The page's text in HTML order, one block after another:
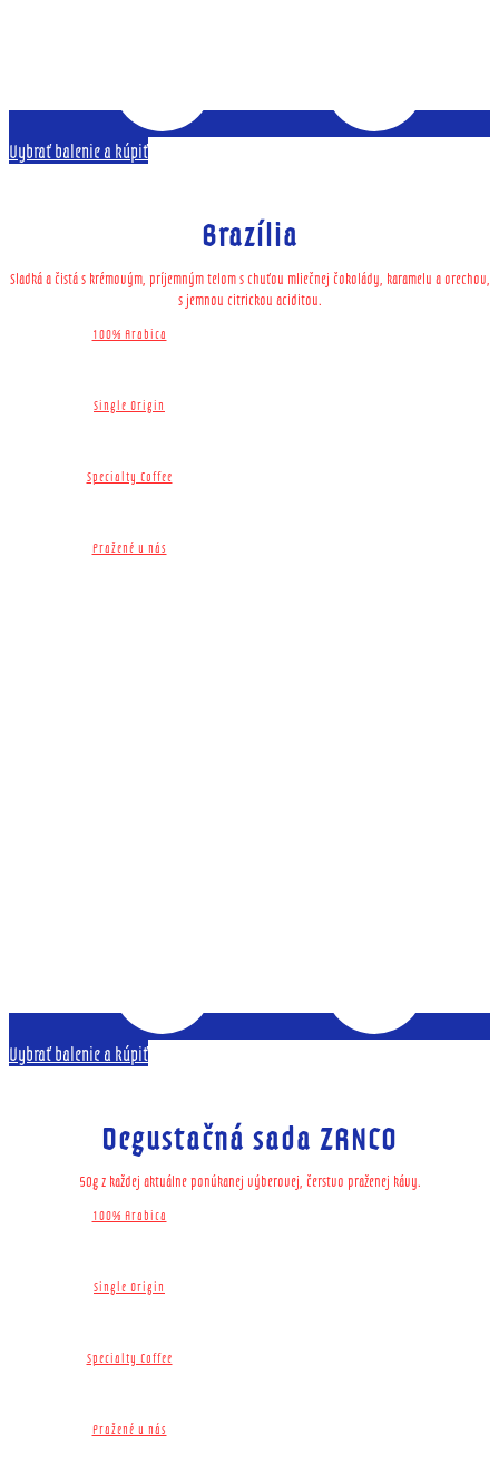
Vybrať balenie a kúpiť
Brazília
Sladká a čistá s krémovým, príjemným telom s chuťou mliečnej čokolády, karamelu a orechov,
s jemnou citrickou aciditou.
100% Arabica
Single Origin​
Specialty Coffee
Pražené u nás
Vybrať balenie a kúpiť
Degustačná sada ZRNCO
50g z každej aktuálne ponúkanej výberovej, čerstvo praženej kávy.
100% Arabica
Single Origin​
Specialty Coffee
Pražené u nás